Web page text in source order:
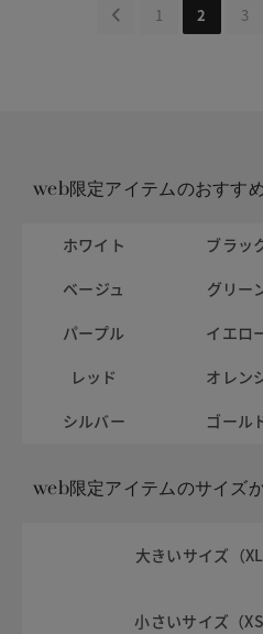
1 2 3
web限定アイテムのおすす
ホワイト ブラッ
ベージュ
グリー
パープル
イエロ
レッド
オレン
シルバー
ゴール
web限定アイテムのサイズ
大きいサイズ（
小さいサイズ（